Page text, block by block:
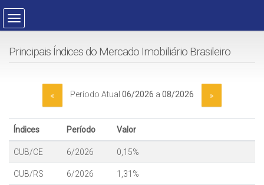
Principais Índices do Mercado Imobiliário Brasileiro
« Período Atual 06/2026 a 08/2026 »
Índices Período Valor
CUB/CE 6/2026 0,15%
CUB/RS 6/2026 1,31%